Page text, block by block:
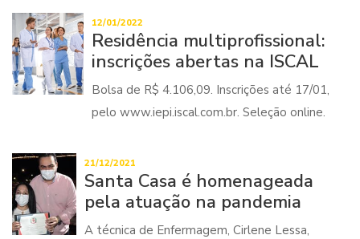
12/01/2022
Residência multiprofissional:
inscrições abertas na ISCAL
Bolsa de R$ 4.106,09. Inscrições até 17/01,
pelo www.iepi.iscal.com.br. Seleção online.
21/12/2021
Santa Casa é homenageada
pela atuação na pandemia
A técnica de Enfermagem, Cirlene Lessa,